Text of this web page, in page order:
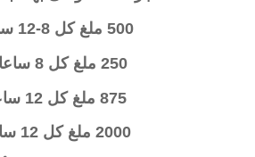
500 ملغ كل 8-12 ساعة
250 ملغ كل 8 ساعات
875 ملغ كل 12 ساعة
2000 ملغ كل 12 ساعة